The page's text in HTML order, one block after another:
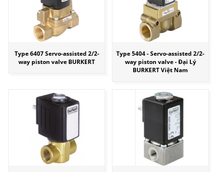
Type 6407 Servo-assisted 2/2-
way piston valve BURKERT
Type 5404 - Servo-assisted 2/2-
way piston valve - Đại Lý
BURKERT Việt Nam